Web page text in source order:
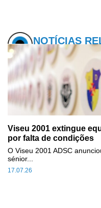
NOTÍCIAS
Viseu 2001 extingue
por falta de condições
17.07.26
O Viseu 2001 ADSC
sénior...